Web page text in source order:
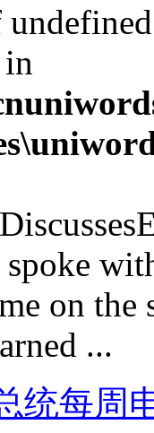
in
on the
...
统每周